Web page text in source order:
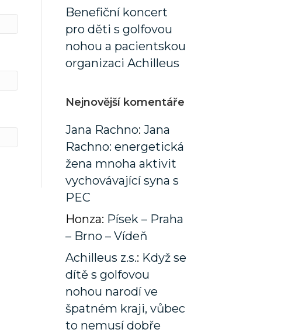
Benefiční koncert
pro děti s golfovou
nohou a pacientskou
organizaci Achilleus
Nejnovější komentáře
Jana Rachno: Jana
Rachno: energetická
žena mnoha aktivit
vychovávající syna s
PEC
Honza: Písek – Praha
– Brno – Vídeň
Achilleus z.s.: Když se
dítě s golfovou
nohou narodí ve
špatném kraji, vůbec
to nemusí dobře